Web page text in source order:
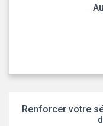
Renforcer votre